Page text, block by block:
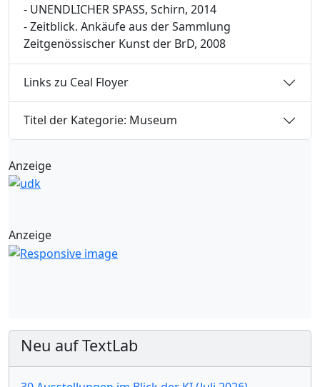
- UNENDLICHER SPASS, Schirn, 2014
- Zeitblick. Ankäufe aus der Sammlung
Zeitgenössischer Kunst der BrD, 2008
Links zu Ceal Floyer
Titel der Kategorie: Museum
Anzeige
Anzeige
Neu auf TextLab